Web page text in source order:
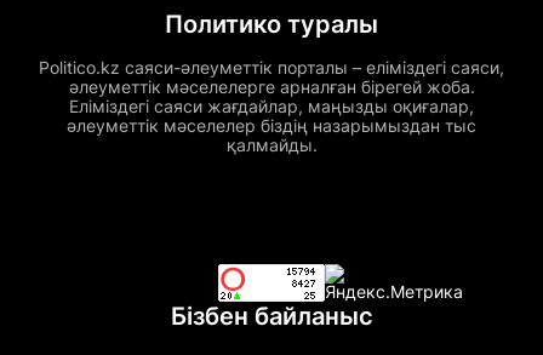
Политико туралы
Politico.kz саяси-әлеуметтік порталы – еліміздегі саяси,
әлеуметтік мәселелерге арналған бірегей жоба.
Еліміздегі саяси жағдайлар, маңызды оқиғалар,
әлеуметтік мәселелер біздің назарымыздан тыс
қалмайды.
Бізбен байланыс